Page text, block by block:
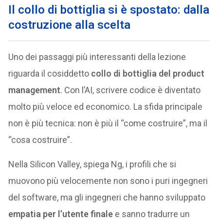
Il collo di bottiglia si è spostato: dalla
costruzione alla scelta
Uno dei passaggi più interessanti della lezione
riguarda il cosiddetto collo di bottiglia del product
management. Con l’AI, scrivere codice è diventato
molto più veloce ed economico. La sfida principale
non è più tecnica: non è più il “come costruire”, ma il
“cosa costruire”.
Nella Silicon Valley, spiega Ng, i profili che si
muovono più velocemente non sono i puri ingegneri
del software, ma gli ingegneri che hanno sviluppato
empatia per l’utente finale e sanno tradurre un